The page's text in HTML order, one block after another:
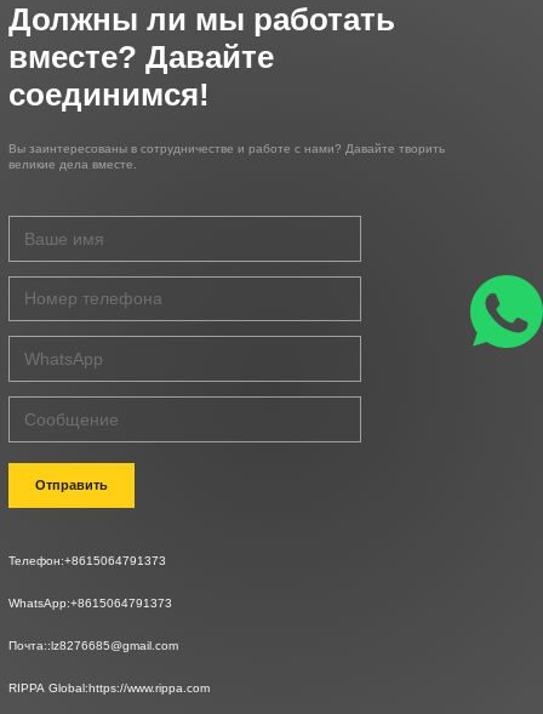
Должны ли мы работать
вместе? Давайте
соединимся!
Вы заинтересованы в сотрудничестве и работе с нами? Давайте творить
великие дела вместе.
Отправить
Телефон:+8615064791373
WhatsApp:+8615064791373
Почта::lz8276685@gmail.com
RIPPA Global:https://www.rippa.com